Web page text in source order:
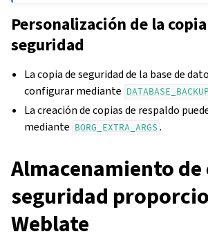
Personalización de la
seguridad
La copia de seguridad de la base de
configurar mediante DATABASE_BACKUP
La creación de copias de respaldo
mediante BORG_EXTRA_ARGS .
Almacenamiento de
seguridad
Weblate